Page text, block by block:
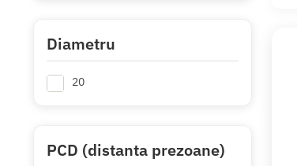
Diametru
20
PCD (distanta prezoane)